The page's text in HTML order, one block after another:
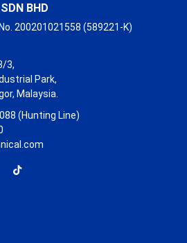
BHD
200201021558 (589221-K)
3,
Park,
Malaysia.
(Hunting Line)